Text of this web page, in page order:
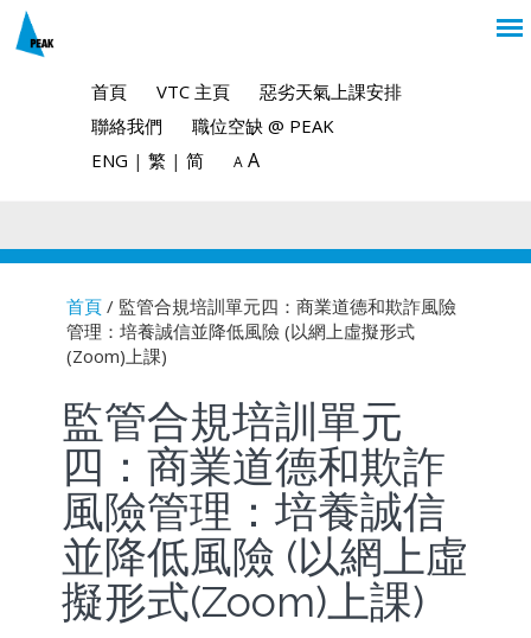
首頁 VTC 主頁
惡劣天氣上課安排
聯絡我們
職位空缺 @ PEAK
ENG | 繁 | 简 A A
You are here
首頁/ 監管合規培訓單元四：商業道德和欺詐風險
管理：培養誠信並降低風險 (以網上虛擬形式
(Zoom)上課)
監管合規培訓單元
四：商業道德和欺詐
風險管理：培養誠信
並降低風險 (以網上虛
擬形式(Zoom)上課)